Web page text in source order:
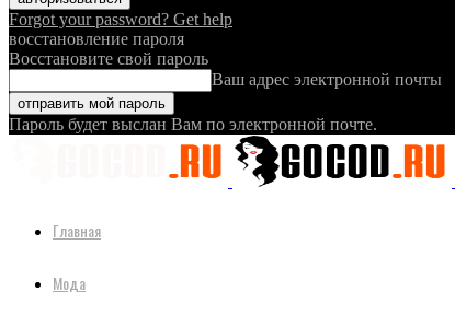
Forgot your password? Get help
восстановление пароля
Восстановите свой пароль
Ваш адрес электронной почты
Пароль будет выслан Вам по электронной почте.
Главная
Мода